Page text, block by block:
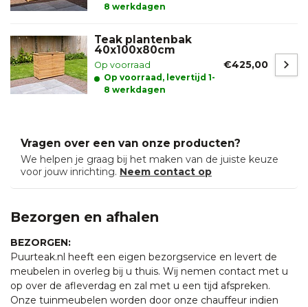
8 werkdagen
Teak plantenbak
40x100x80cm
Op voorraad
Op voorraad, levertijd 1-
8 werkdagen
€425,00
Vragen over een van onze producten?
We helpen je graag bij het maken van de juiste keuze
voor jouw inrichting. Neem contact op
Bezorgen en afhalen
BEZORGEN:
Puurteak.nl heeft een eigen bezorgservice en levert de
meubelen in overleg bij u thuis. Wij nemen contact met u
op over de afleverdag en zal met u een tijd afspreken.
Onze tuinmeubelen worden door onze chauffeur indien